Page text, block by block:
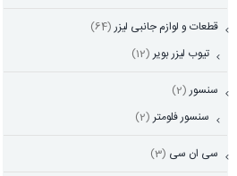
قطعات و لوازم جانبی لیزر (64)
تیوب لیزر بویر (12)
سنسور (2)
سنسور فلومتر (2)
سی ان سی (3)